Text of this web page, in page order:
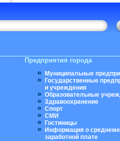
Предприятия города
Муниципальные
Государственные
и учреждения
Образовательные
Здравоохранение
Спорт
СМИ
Гостиницы
Информация о
заработной плате